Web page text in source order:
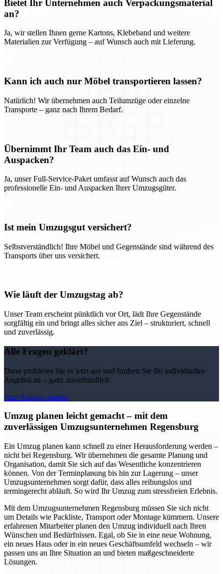
Bietet Ihr Unternehmen auch Verpackungsmaterial
an?
Ja, wir stellen Ihnen gerne Kartons, Klebeband und weitere
Materialien zur Verfügung – auf Wunsch auch mit Lieferung.
Kann ich auch nur Möbel transportieren lassen?
Natürlich! Wir übernehmen auch Teilumzüge oder einzelne
Transporte – ganz nach Ihrem Bedarf.
Übernimmt Ihr Team auch das Ein- und
Auspacken?
Ja, unser Full-Service-Paket umfasst auf Wunsch auch das
professionelle Ein- und Auspacken Ihrer Umzugsgüter.
Ist mein Umzugsgut versichert?
Selbstverständlich! Ihre Möbel und Gegenstände sind während des
Transports über uns versichert.
Wie läuft der Umzugstag ab?
Unser Team erscheint pünktlich vor Ort, lädt Ihre Gegenstände
sorgfältig ein und bringt alles sicher ans Ziel – strukturiert, schnell
und zuverlässig.
Alle Fragen geklärt?
Dann probieren Sie es jetzt aus und fordern Sie Ihr individuelles
Angebot an – ganz unverbindlich.
Jetzt Anfrage starten
Umzug planen leicht gemacht – mit dem
zuverlässigen Umzugsunternehmen Regensburg
Ein Umzug planen kann schnell zu einer Herausforderung werden –
nicht bei Regensburg. Wir übernehmen die gesamte Planung und
Organisation, damit Sie sich auf das Wesentliche konzentrieren
können. Von der Terminplanung bis hin zur Lagerung – unser
Umzugsunternehmen sorgt dafür, dass alles reibungslos und
termingerecht abläuft. So wird Ihr Umzug zum stressfreien Erlebnis.
Mit dem Umzugsunternehmen Regensburg müssen Sie sich nicht
um Details wie Packliste, Transport oder Montage kümmern. Unsere
erfahrenen Mitarbeiter planen den Umzug individuell nach Ihren
Wünschen und Bedürfnissen. Egal, ob Sie in eine neue Wohnung,
ein neues Haus oder in ein neues Geschäftsumfeld wechseln – wir
passen uns an Ihre Situation an und bieten maßgeschneiderte
Lösungen.